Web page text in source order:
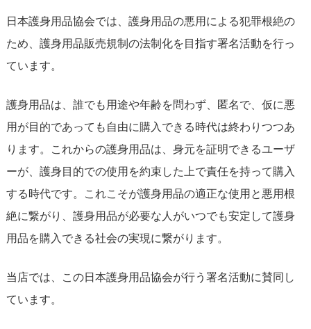
日本護身用品協会では、護身用品の悪用による犯罪根絶の
ため、護身用品販売規制の法制化を目指す署名活動を行っ
ています。
護身用品は、誰でも用途や年齢を問わず、匿名で、仮に悪
用が目的であっても自由に購入できる時代は終わりつつあ
ります。これからの護身用品は、身元を証明できるユーザ
ーが、護身目的での使用を約束した上で責任を持って購入
する時代です。これこそが護身用品の適正な使用と悪用根
絶に繋がり、護身用品が必要な人がいつでも安定して護身
用品を購入できる社会の実現に繋がります。
当店では、この日本護身用品協会が行う署名活動に賛同し
ています。